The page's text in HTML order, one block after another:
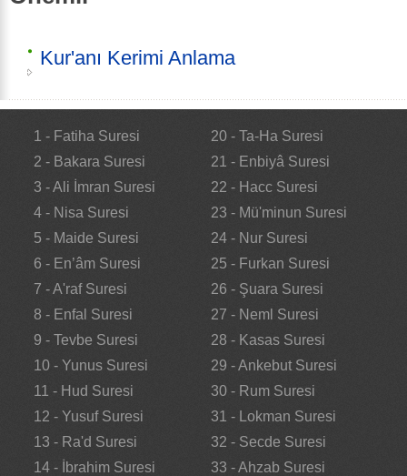
Kur'anı Kerimi Anlama
1 - Fatiha Suresi
2 - Bakara Suresi
3 - Ali İmran Suresi
4 - Nisa Suresi
5 - Maide Suresi
6 - En’âm Suresi
7 - A'raf Suresi
8 - Enfal Suresi
9 - Tevbe Suresi
10 - Yunus Suresi
11 - Hud Suresi
12 - Yusuf Suresi
13 - Ra'd Suresi
14 - İbrahim Suresi
20 - Ta-Ha Suresi
21 - Enbiyâ Suresi
22 - Hacc Suresi
23 - Mü'minun Suresi
24 - Nur Suresi
25 - Furkan Suresi
26 - Şuara Suresi
27 - Neml Suresi
28 - Kasas Suresi
29 - Ankebut Suresi
30 - Rum Suresi
31 - Lokman Suresi
32 - Secde Suresi
33 - Ahzab Suresi